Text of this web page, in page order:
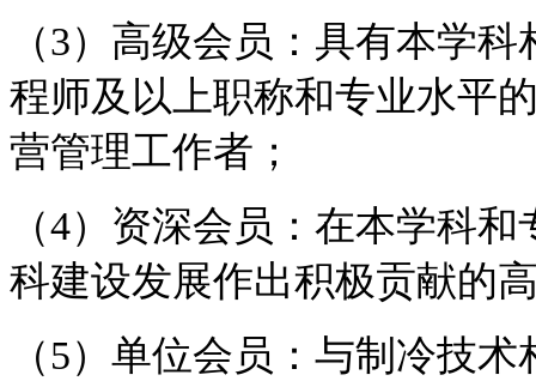
（3）高级会员：具有本学
程师及以上职称和专业水平
营管理工作者；
（4）资深会员：在本学科
科建设发展作出积极贡献的
（5）单位会员：与制冷技